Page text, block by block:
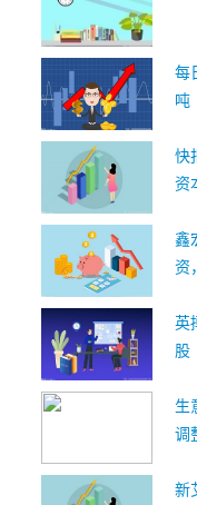
每
吨
快
资
鑫
资
英
股
生
调
新